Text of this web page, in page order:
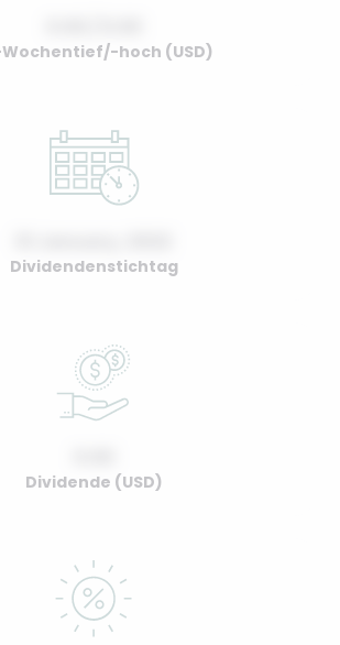
hoch (USD)
Dividendenstichtag
Dividende (USD)